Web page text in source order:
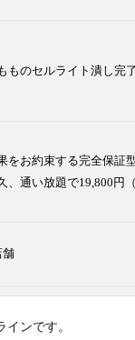
ものセルライト潰し完
をお約束する完全保証
、通い放題で19,800円（
舗
ンです。